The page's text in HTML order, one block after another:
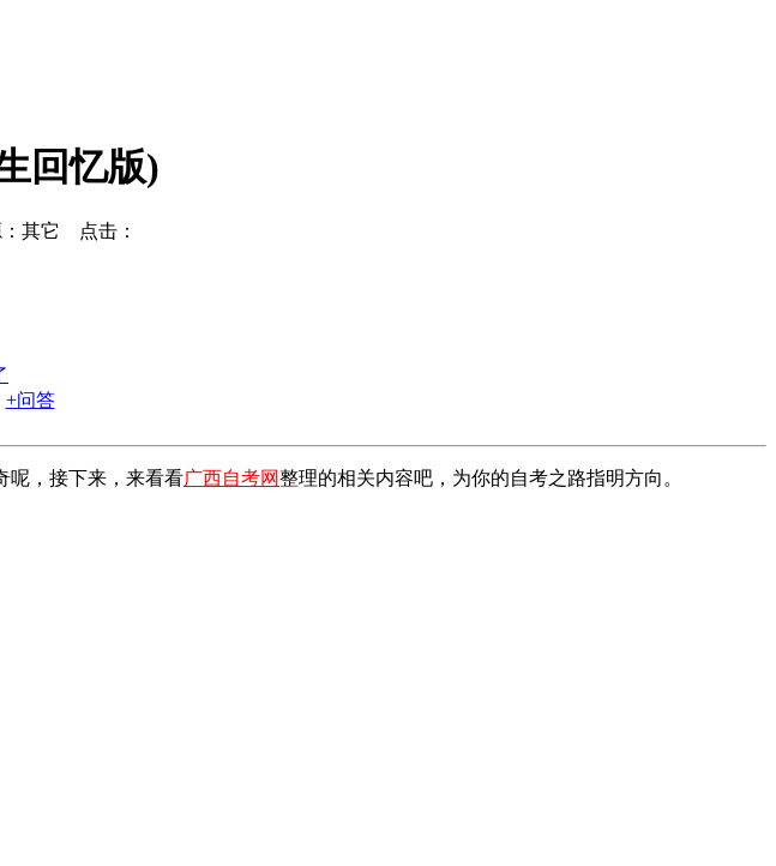
回忆版)
：其它 点击：
+问答
呢，接下来，来看看广西自考网整理的相关内容吧，为你的自考之路指明方向。